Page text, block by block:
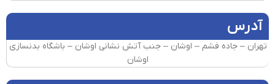
آدرس
تهران – جاده فشم – اوشان – جنب آتش نشانی اوشان – باشگاه بدنسازی
اوشان